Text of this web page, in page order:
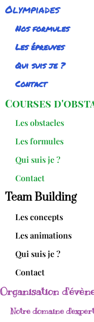
Olympiades
Nos formules
Les épreuves
Qui suis je ?
Contact
Courses
Les obstacles
Les formules
Qui suis je ?
Contact
Team Building
Les concepts
Les animations
Qui suis je ?
Contact
Organisation
Notre domaine